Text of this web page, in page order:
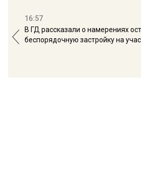
16:57
В ГД рассказали о намерениях
беспорядочную застройку на